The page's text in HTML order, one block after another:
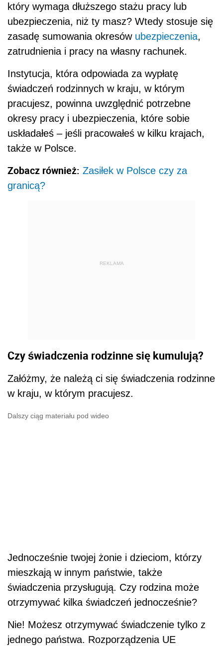
który wymaga dłuższego stażu pracy lub
ubezpieczenia, niż ty masz? Wtedy stosuje się
zasadę sumowania okresów ubezpieczenia,
zatrudnienia i pracy na własny rachunek.
Instytucja, która odpowiada za wypłatę
świadczeń rodzinnych w kraju, w którym
pracujesz, powinna uwzględnić potrzebne
okresy pracy i ubezpieczenia, które sobie
uskładałeś – jeśli pracowałeś w kilku krajach,
także w Polsce.
Zobacz również: Zasiłek w Polsce czy za
granicą?
REKLAMA
Czy świadczenia rodzinne się kumulują?
Załóżmy, że należą ci się świadczenia rodzinne
w kraju, w którym pracujesz.
Dalszy ciąg materiału pod wideo
Jednocześnie twojej żonie i dzieciom, którzy
mieszkają w innym państwie, także
świadczenia przysługują. Czy rodzina może
otrzymywać kilka świadczeń jednocześnie?
Nie! Możesz otrzymywać świadczenie tylko z
jednego państwa. Rozporządzenia UE